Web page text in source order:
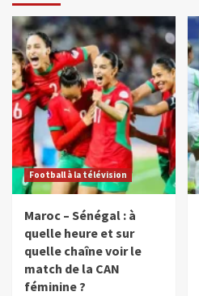
Football à la télévision
Maroc – Sénégal : à
quelle heure et sur
quelle chaîne voir le
match de la CAN
féminine ?